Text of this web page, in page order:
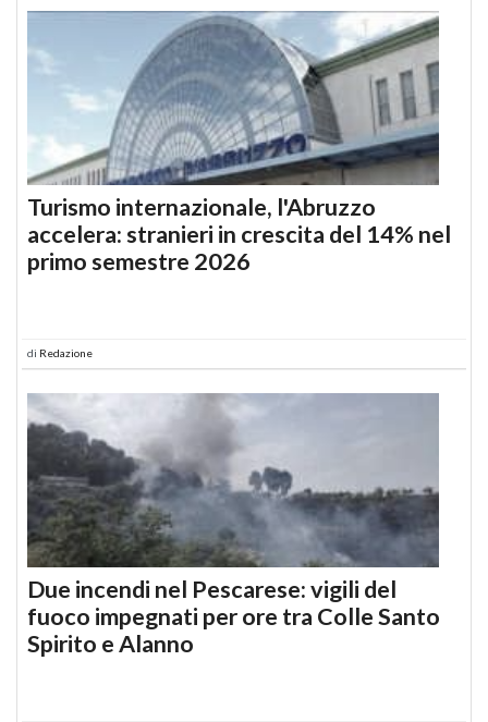
Turismo internazionale, l'Abruzzo
accelera: stranieri in crescita del 14% nel
primo semestre 2026
di Redazione
Due incendi nel Pescarese: vigili del
fuoco impegnati per ore tra Colle Santo
Spirito e Alanno